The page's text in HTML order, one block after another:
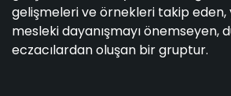
gelişmeleri ve örnekleri takip eden,
mesleki dayanışmayı önemseyen,
eczacılardan oluşan bir gruptur.